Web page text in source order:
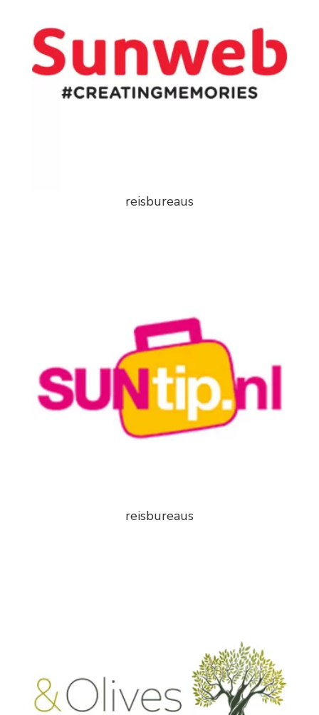
reisbureaus
reisbureaus